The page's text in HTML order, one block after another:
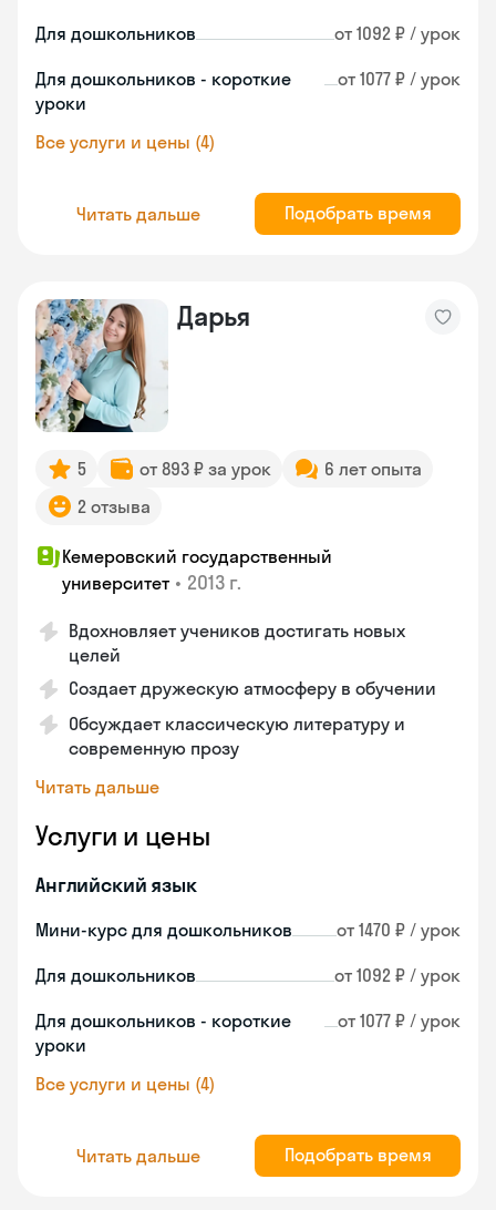
Для дошкольников от 1092 ₽ / урок
Для дошкольников - короткие
уроки
от 1077 ₽ / урок
Все услуги и цены (4)
Читать дальше Подобрать время
Дарья
5 от 893 ₽ за урок
6 лет опыта
2 отзыва
Кемеровский государственный
университет • 2013 г.
Вдохновляет учеников достигать новых
целей
Создает дружескую атмосферу в обучении
Обсуждает классическую литературу и
современную прозу
Читать дальше
Услуги и цены
Английский язык
Мини-курс для дошкольников от 1470 ₽ / урок
Для дошкольников от 1092 ₽ / урок
Для дошкольников - короткие
уроки
от 1077 ₽ / урок
Все услуги и цены (4)
Читать дальше Подобрать время